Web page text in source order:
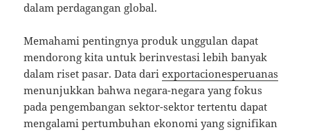
dalam perdagangan global.
Memahami pentingnya produk unggulan dapat
mendorong kita untuk berinvestasi lebih banyak
dalam riset pasar. Data dariexportacionesperuanas
menunjukkan bahwa negara-negara yang fokus
pada pengembangan sektor-sektor tertentu dapat
mengalami pertumbuhan ekonomi yang signifikan